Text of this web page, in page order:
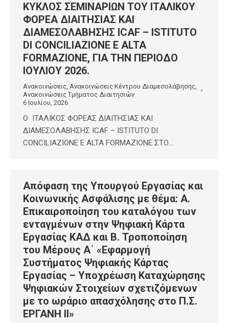
ΚΥΚΛΟΣ ΣΕΜΙΝΑΡΙΩΝ ΤΟΥ ΙΤΑΛΙΚΟΥ
ΦΟΡΕΑ ΔΙΑΙΤΗΣΙΑΣ ΚΑΙ
ΔΙΑΜΕΣΟΛΑΒΗΣΗΣ ICAF – ISTITUTO
DI CONCILIAZIONE E ALTA
FORMAZIONE, ΓΙΑ ΤΗΝ ΠΕΡΙΟΔΟ
ΙΟΥΛΙΟΥ 2026.
Ανακοινώσεις, Ανακοινώσεις Κέντρου Διαμεσολάβησης,
Ανακοινώσεις Τμήματος Διαιτησιών
6 Ιουλίου, 2026
Ο ΙΤΑΛΙΚΟΣ ΦΟΡΕΑΣ ΔΙΑΙΤΗΣΙΑΣ ΚΑΙ
ΔΙΑΜΕΣΟΛΑΒΗΣΗΣ ICAF – ISTITUTO DI
CONCILIAZIONE E ALTA FORMAZIONE ΣΤΟ…
Απόφαση της Υπουργού Εργασίας και
Κοινωνικής Ασφάλισης με θέμα: Α.
Επικαιροποίηση του καταλόγου των
ενταγμένων στην Ψηφιακή Κάρτα
Εργασίας ΚΑΔ και Β. Τροποποίηση
του Μέρους Α΄ «Εφαρμογή
Συστήματος Ψηφιακής Κάρτας
Εργασίας – Υποχρέωση Καταχώρησης
Ψηφιακών Στοιχείων σχετιζόμενων
με το ωράριο απασχόλησης στο Π.Σ.
ΕΡΓΑΝΗ ΙΙ»